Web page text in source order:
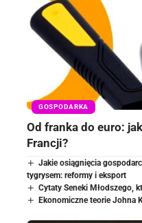
GOSPODARKA
Od franka do euro:
Francji?
Jakie osiągnięcia
tygrysem: reformy i eksport
Cytaty Seneki Młodszego,
Ekonomiczne teorie Johna